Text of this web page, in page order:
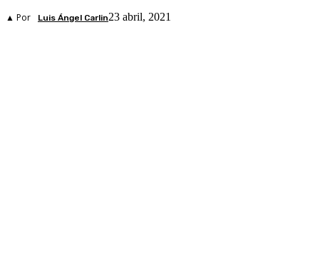
▲ Por Luis Ángel Carlin23 abril, 2021